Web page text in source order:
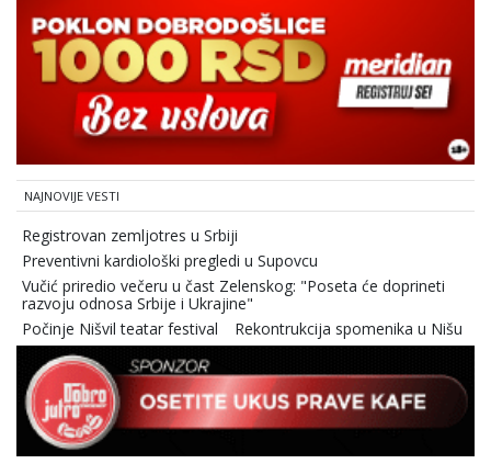
NAJNOVIJE VESTI
Registrovan zemljotres u Srbiji
Preventivni kardiološki pregledi u Supovcu
Vučić priredio večeru u čast Zelenskog: "Poseta će doprineti
razvoju odnosa Srbije i Ukrajine"
Počinje Nišvil teatar festival
Rekontrukcija spomenika u Nišu